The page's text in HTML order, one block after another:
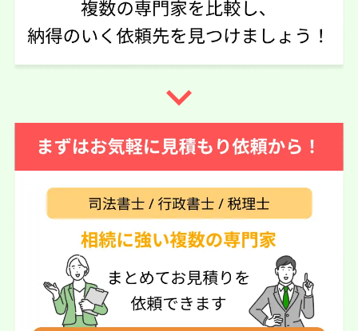
実際に依頼した感想
立ち居振る舞いが穏やかな感じがして相談がしやすい（質
問すると真摯に答えてくれました）
60代 女性(福島県) 5
相続センター郡山（司法書士はちの
き法務事務所）
話しやすさ 5説明のわかりやすさ 5 対応スピード
5
依頼内容 相続放棄 依頼金額 10万円
ご利用時期 2026/04/26
依頼に至った経緯
navigate_next